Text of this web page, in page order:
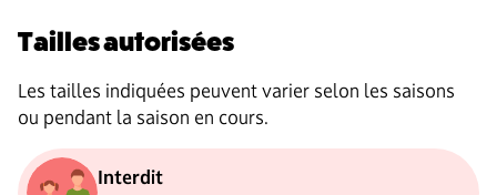
Tailles autorisées
Les tailles indiquées peuvent varier selon les saisons
ou pendant la saison en cours.
Interdit